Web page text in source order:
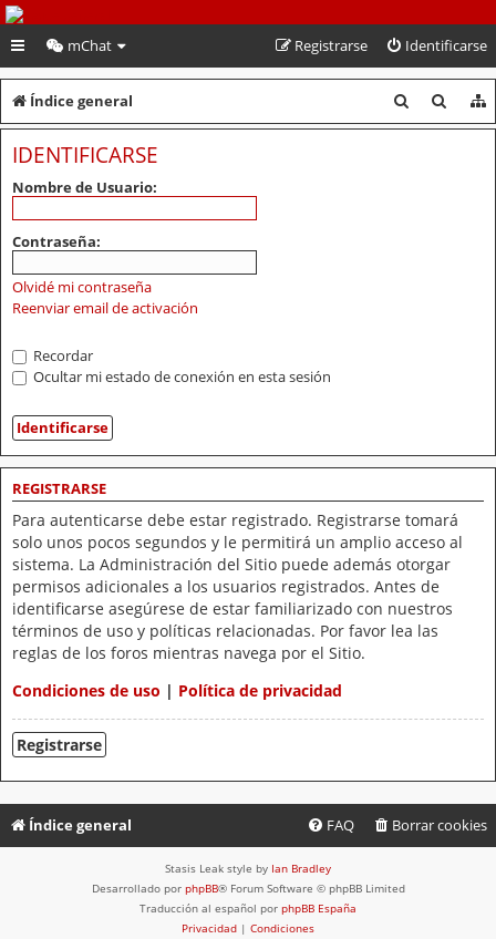
PeruVoley.com
mChat Identificarse
Registrarse
Índice general
u
u
IDENTIFICARSE
Nombre de Usuario:
Contraseña:
Olvidé mi contraseña
Reenviar email de activación
Recordar
Ocultar mi estado de conexión en esta sesión
REGISTRARSE
Para autenticarse debe estar registrado. Registrarse tomará
solo unos pocos segundos y le permitirá un amplio acceso al
sistema. La Administración del Sitio puede además otorgar
permisos adicionales a los usuarios registrados. Antes de
identificarse asegúrese de estar familiarizado con nuestros
términos de uso y políticas relacionadas. Por favor lea las
reglas de los foros mientras navega por el Sitio.
Condiciones de uso | Política de privacidad
Registrarse
Índice general Borrar cookies
FAQ
Stasis Leak style by Ian Bradley
Desarrollado por phpBB® Forum Software © phpBB Limited
Traducción al español por phpBB España
Privacidad | Condiciones